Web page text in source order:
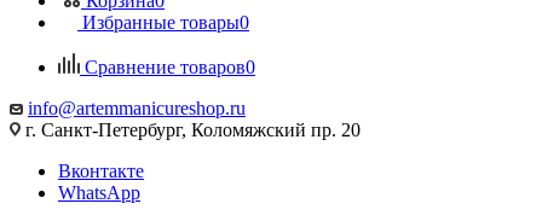
Избранные товары0
Сравнение товаров0
info@artemmanicureshop.ru
г. Санкт-Петербург, Коломяжский пр. 20
Вконтакте
WhatsApp